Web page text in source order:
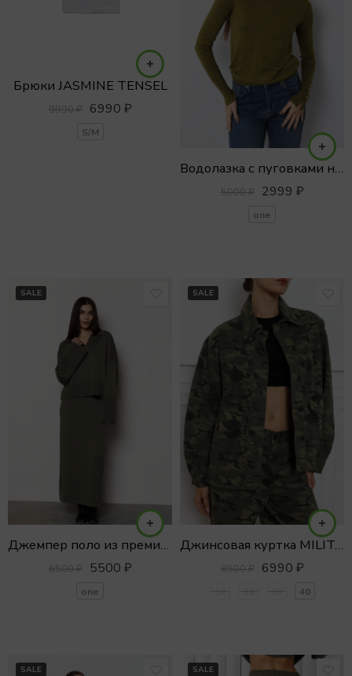
Брюки JASMINE TENSEL
9990₽ 6990 ₽
S/M
Водолазка с пуговками на рукавах из вискозы
5000₽ 2999 ₽
one
SALE
Джемпер поло из премиального хлопка
6500₽ 5500 ₽
one
SALE
Джинсовая куртка MILITARY
8500₽ 6990 ₽
40
SALE SALE